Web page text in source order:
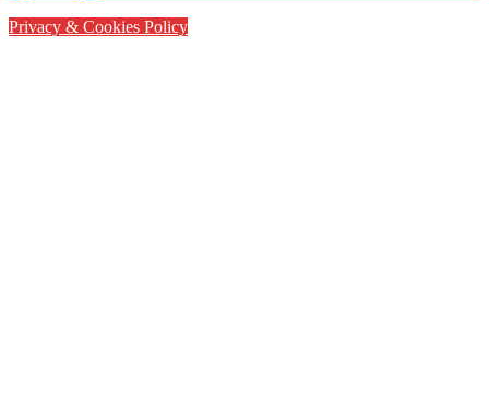
Privacy & Cookies Policy